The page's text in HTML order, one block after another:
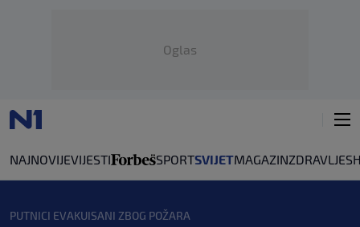
Oglas
NAJNOVIJEVIJESTI SPORTSVIJETMAGAZINZDRAVLJE
PUTNICI EVAKUISANI ZBOG POŽARA